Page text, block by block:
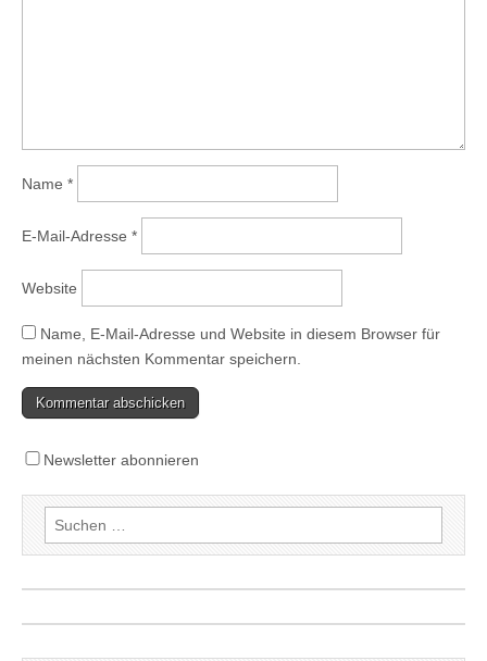
Name *
E-Mail-Adresse *
Website
Name, E-Mail-Adresse und Website in diesem Browser für
meinen nächsten Kommentar speichern.
Newsletter abonnieren
Suchen
nach: